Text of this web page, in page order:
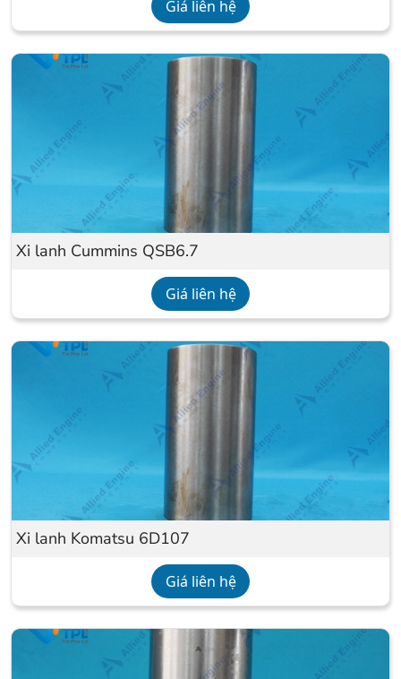
Giá liên hệ
Xi lanh Cummins QSB6.7
Giá liên hệ
Xi lanh Komatsu 6D107
Giá liên hệ